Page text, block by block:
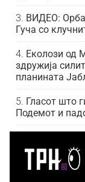
ВИДЕО:
Гуча со
Еколози од
здружија
планината
Гласот што
Подемот и